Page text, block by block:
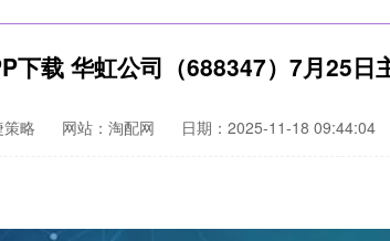
下载 华虹公司（688347）7月25日
略 网站：淘配网 日期：2025-11-18 09:44:04